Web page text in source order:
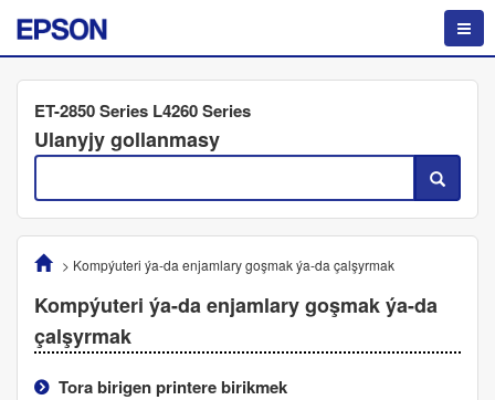
ET-2850 Series L4260 Series
Ulanyjy gollanmasy
> Kompýuteri ýa-da enjamlary goşmak ýa-da çalşyrmak
Kompýuteri ýa-da enjamlary goşmak ýa-da
çalşyrmak
Tora birigen printere birikmek